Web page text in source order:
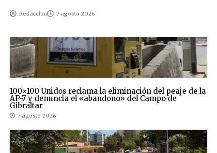
Redaccion 7 agosto 2026
100×100 Unidos reclama la eliminación del peaje de la
AP-7 y denuncia el «abandono» del Campo de
Gibraltar
7 agosto 2026